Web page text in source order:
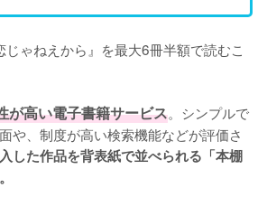
ゃねえから』を最大6冊半額で読むこ
が高い電子書籍サービス。シンプルで
や、制度が高い検索機能などが評価さ
した作品を背表紙で並べられる「本棚